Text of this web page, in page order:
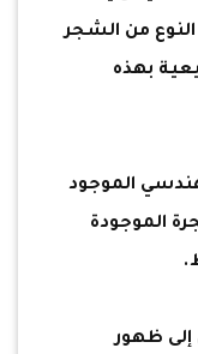
من الشجر
بهذه
الموجود
الموجودة
إلى ظهور